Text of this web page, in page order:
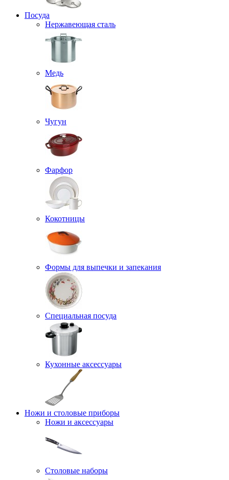
Посуда
Нержавеющая сталь
Медь
Чугун
Фарфор
Кокотницы
Формы для выпечки и запекания
Специальная посуда
Кухонные аксессуары
Ножи и столовые приборы
Ножи и аксессуары
Столовые наборы